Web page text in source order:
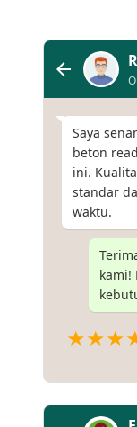
Saya
beton
ini.
standar
waktu.
kami!